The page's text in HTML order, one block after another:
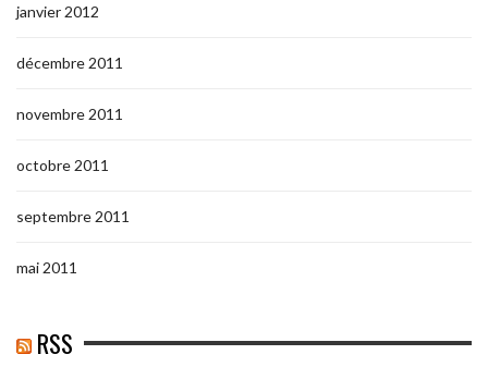
janvier 2012
décembre 2011
novembre 2011
octobre 2011
septembre 2011
mai 2011
RSS